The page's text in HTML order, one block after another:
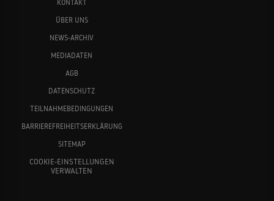
KONTAKT
ÜBER UNS
NEWS-ARCHIV
MEDIADATEN
AGB
DATENSCHUTZ
TEILNAHMEBEDINGUNGEN
BARRIEREFREIHEITSERKLÄRUNG
SITEMAP
COOKIE-EINSTELLUNGEN
VERWALTEN